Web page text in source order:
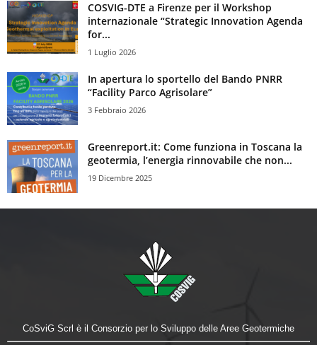
COSVIG-DTE a Firenze per il Workshop
internazionale “Strategic Innovation Agenda
for...
1 Luglio 2026
In apertura lo sportello del Bando PNRR
“Facility Parco Agrisolare”
3 Febbraio 2026
Greenreport.it: Come funziona in Toscana la
geotermia, l’energia rinnovabile che non...
19 Dicembre 2025
CoSviG Scrl è il Consorzio per lo Sviluppo delle Aree Geotermiche